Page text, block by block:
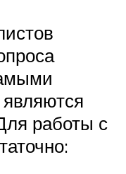
работы с